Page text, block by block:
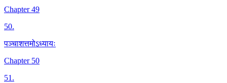
Chapter 49
50.
पञ्चाशत्तमोऽध्यायः
Chapter 50
51.